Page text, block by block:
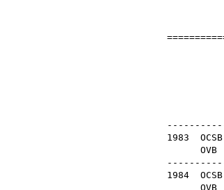
1983 OCSB
OVB
1984 OCSB
OVB